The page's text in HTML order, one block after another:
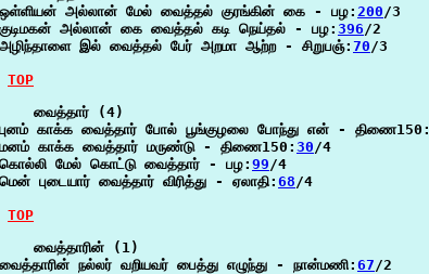
ஒள்ளியன் அல்லான் மேல் வைத்தல் குரங்கின் கை - பழ: 200/3
குடிமகன் அல்லான் கை வைத்தல் கடி நெய்தல் - பழ: 396/2
அழிந்தாளை இல் வைத்தல் பேர் அறமா ஆற்ற - சிறுபஞ்: 70/3
TOP
    வைத்தார் (4)
புனம் காக்க வைத்தார் போல் பூங்குழலை போந்து என் - திணை150:
மனம் காக்க வைத்தார் மருண்டு - திணை150: 30/4
கொல்லி மேல் கொட்டு வைத்தார் - பழ: 99/4
மென் புடையார் வைத்தார் விரித்து - ஏலாதி: 68/4
TOP
    வைத்தாரின் (1)
வைத்தாரின் நல்லர் வறியவர் பைத்து எழுந்து - நான்மணி: 67/2